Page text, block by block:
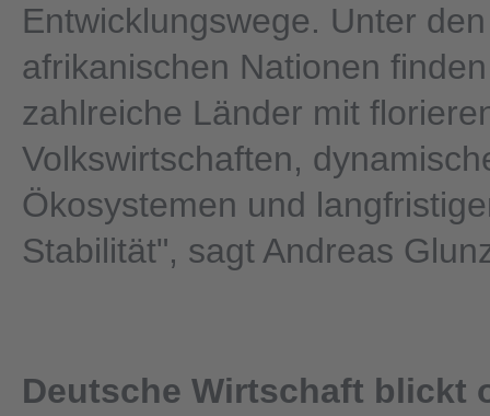
Entwicklungswege. Unter
afrikanischen Nationen
zahlreiche Länder mit
Volkswirtschaften,
Ökosystemen und
Stabilität", sagt Andreas
Deutsche Wirtschaft blickt